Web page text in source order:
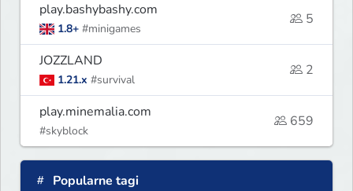
play.bashybashy.com
1.8+ #minigames
5
JOZZLAND
1.21.x #survival
2
play.minemalia.com
#skyblock
659
Popularne tagi